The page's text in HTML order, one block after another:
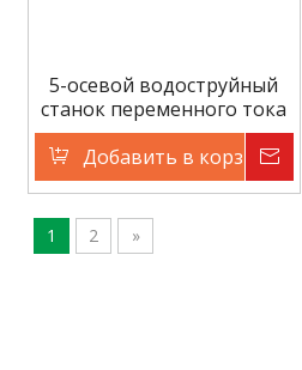
5-осевой водоструйный
станок переменного тока
Добавить в корзину
1 2 »